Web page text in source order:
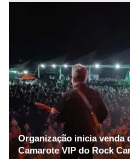
Organização inicia venda
Camarote VIP do Rock